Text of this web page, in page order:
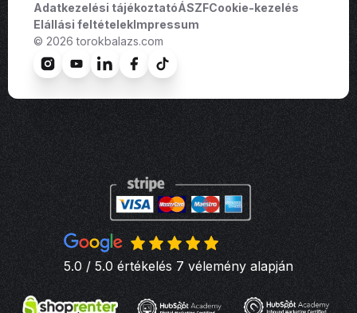
Adatkezelési tájékoztatóÁSZFCookie-kezelés
Elállási feltételekImpressum
© 2026 torokbalazs.com
5.0 / 5.0 értékelés 7 vélemény alapján